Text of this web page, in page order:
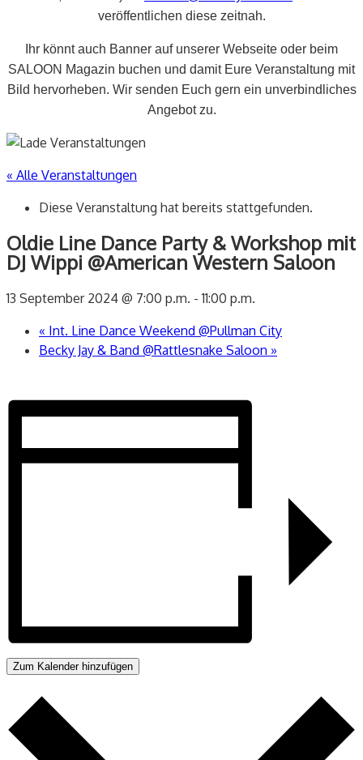
veröffentlichen diese zeitnah.
Ihr könnt auch Banner auf unserer Webseite oder beim
SALOON Magazin buchen und damit Eure Veranstaltung mit
Bild hervorheben. Wir senden Euch gern ein unverbindliches
Angebot zu.
« Alle Veranstaltungen
Diese Veranstaltung hat bereits stattgefunden.
Oldie Line Dance Party & Workshop mit
DJ Wippi @American Western Saloon
13 September 2024 @ 7:00 p.m. -11:00 p.m.
« Int. Line Dance Weekend @Pullman City
Becky Jay & Band @Rattlesnake Saloon »
Zum Kalender hinzufügen